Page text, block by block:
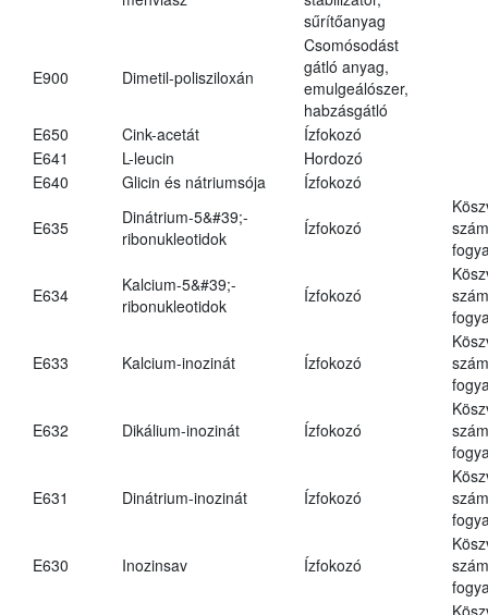
sűrítőanyag
E900 Dimetil-polisziloxán
Csomósodást
gátló anyag,
emulgeálószer,
habzásgátló
E650
Cink-acetát
Ízfokozó
E641
L-leucin
Hordozó
E640
Glicin és nátriumsója Ízfokozó
E635
Dinátrium-5&#39;-
ribonukleotidok
Ízfokozó
E634
Kalcium-5&#39;-
ribonukleotidok
Ízfokozó
E633 Kalcium-inozinát Ízfokozó
E632 Dikálium-inozinát Ízfokozó
E631 Dinátrium-inozinát Ízfokozó
E630 Inozinsav Ízfokozó